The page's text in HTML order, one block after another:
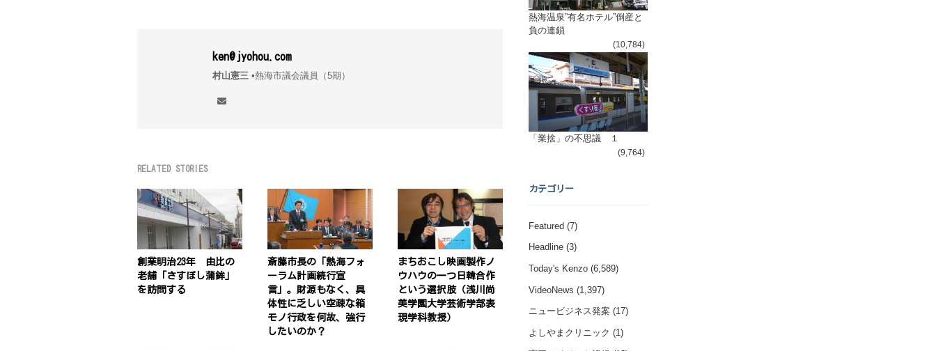
ken@jyohou.com
村山憲三 ▪︎熱海市議会議員（5期）
RELATED STORIES
創業明治23年 由比の
老舗「さすぼし蒲鉾」
を訪問する
斎藤市長の「熱海フォ
ーラム計画続行宣
言」。財源もなく、具
体性に乏しい空疎な箱
モノ行政を何故、強行
したいのか？
まちおこし映画製作ノ
ウハウの一つ日韓合作
という選択肢（浅川尚
美学園大学芸術学部表
現学科教授）
熱海温泉”有名ホテル”倒産と
負の連鎖
(10,784)
「業捨」の不思議 １
(9,764)
カテゴリー
Featured(7)
Headline(3)
Today's Kenzo(6,589)
VideoNews (1,397)
ニュービジネス発案 (17)
よしやまクリニック (1)